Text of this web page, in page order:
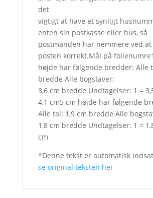
det
vigtigt at have et synligt
enten sin postkasse eller hus, så
postmanden har nemmere ved
posten korrekt.Mål på
højde har følgende bredder: Alle
bredde Alle bogstaver:
3,6 cm bredde Undtagelser: 1 =
4,1 cm5 cm højde har følgende
Alle tal: 1,9 cm bredde Alle
1,8 cm bredde Undtagelser: 1 =
cm
*Denne tekst er automatisk
se original teksten her